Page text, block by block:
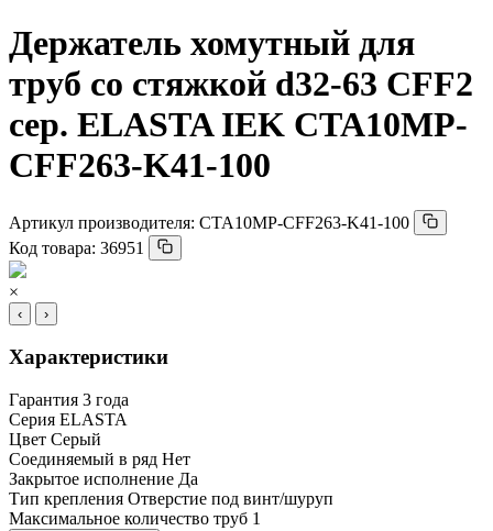
Держатель хомутный для
труб со стяжкой d32-63 CFF2
сер. ELASTA IEK CTA10MP-
CFF263-K41-100
Артикул производителя: CTA10MP-CFF263-K41-100
Код товара: 36951
×
‹ ›
Характеристики
Гарантия 3 года
Серия ELASTA
Цвет Серый
Соединяемый в ряд Нет
Закрытое исполнение Да
Тип крепления Отверстие под винт/шуруп
Максимальное количество труб 1